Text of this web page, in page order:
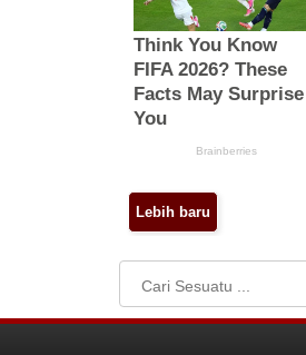
Lebih baru